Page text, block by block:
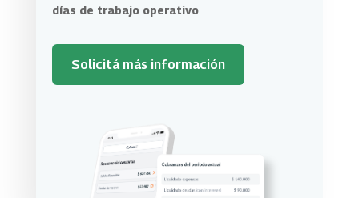
días de trabajo operativo
Solicitá más información